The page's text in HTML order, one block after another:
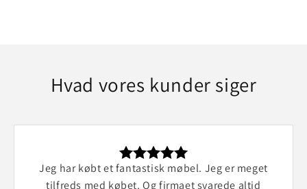
Hvad vores kunder siger
Jeg har købt et fantastisk møbel. Jeg er meget
tilfreds med købet. Og firmaet svarede altid